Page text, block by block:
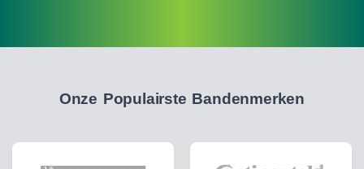
Onze Populairste Bandenmerken